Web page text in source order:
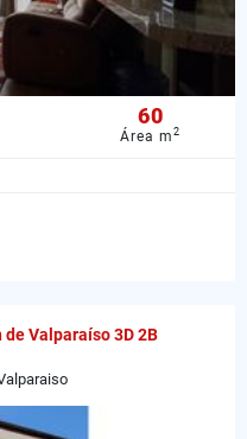
60
Área m2
Valparaíso 3D 2B